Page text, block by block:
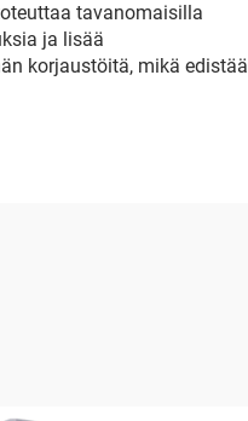
tavanomaisilla
ja lisää
korjaustöitä, mikä edistää